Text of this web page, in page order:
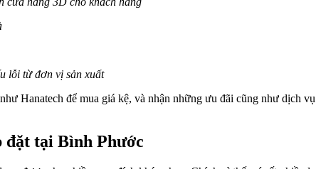
lỗi từ đơn vị sản xuất
Hanatech để mua giá kệ, và nhận những ưu đãi cũng như dịch
đặt tại Bình Phước